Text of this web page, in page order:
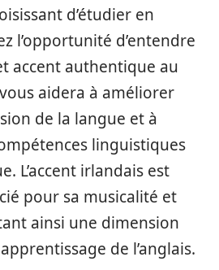
d’étudier en
l’opportunité d’entendre
accent authentique au
aidera à améliorer
de la langue et à
linguistiques
L’accent irlandais est
pour sa musicalité et
ainsi une dimension
de l’anglais.